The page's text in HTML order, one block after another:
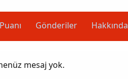
Gönderiler Hakkında
mesaj yok.